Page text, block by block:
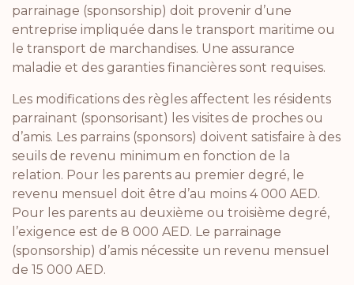
parrainage (sponsorship) doit provenir d’une
entreprise impliquée dans le transport maritime ou
le transport de marchandises. Une assurance
maladie et des garanties financières sont requises.
Les modifications des règles affectent les résidents
parrainant (sponsorisant) les visites de proches ou
d’amis. Les parrains (sponsors) doivent satisfaire à des
seuils de revenu minimum en fonction de la
relation. Pour les parents au premier degré, le
revenu mensuel doit être d’au moins 4 000 AED.
Pour les parents au deuxième ou troisième degré,
l’exigence est de 8 000 AED. Le parrainage
(sponsorship) d’amis nécessite un revenu mensuel
de 15 000 AED.